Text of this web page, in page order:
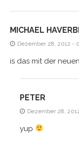
MICHAEL
Dezember 28, 2012 -
is das mit der
PETER
Dezember 28,
yup